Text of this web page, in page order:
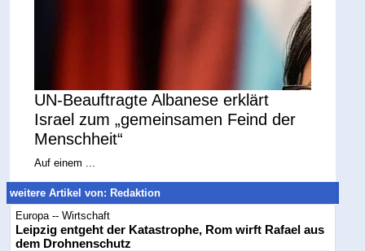
UN-Beauftragte Albanese erklärt
Israel zum „gemeinsamen Feind der
Menschheit“
Auf einem ...
weitere Artikel von: Redaktion
Europa -- Wirtschaft
Leipzig entgeht der Katastrophe, Rom wirft Rafael aus
dem Drohnenschutz